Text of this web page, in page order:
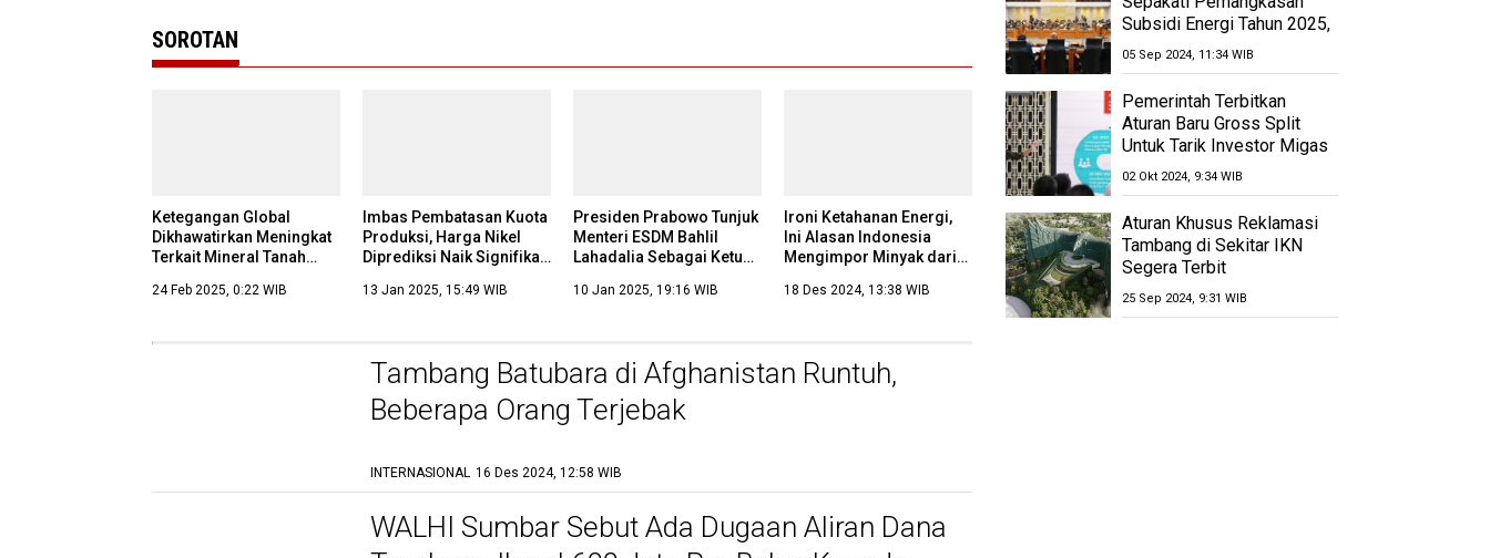
SOROTAN
Ketegangan Global
Dikhawatirkan Meningkat
Terkait Mineral Tanah
24 Feb 2025, 0:22 WIB
Imbas Pembatasan Kuota
Produksi, Harga Nikel
Diprediksi Naik Signifikan
13 Jan 2025, 15:49 WIB
Presiden Prabowo Tunjuk
Menteri ESDM Bahlil
Lahadalia Sebagai Ketua
10 Jan 2025, 19:16 WIB
Ironi Ketahanan Energi,
Ini Alasan Indonesia
Mengimpor Minyak dari
18 Des 2024, 13:38 WIB
Tambang Batubara di Afghanistan Runtuh,
Beberapa Orang Terjebak
INTERNASIONAL 16 Des 2024, 12:58 WIB
WALHI Sumbar Sebut Ada Dugaan Aliran Dana
Subsidi Energi Tahun 2025,
Anggaran Dipangkas Rp
1,12 Triliun
05 Sep 2024, 11:34 WIB
Pemerintah Terbitkan
Aturan Baru Gross Split
Untuk Tarik Investor Migas
02 Okt 2024, 9:34 WIB
Aturan Khusus Reklamasi
Tambang di Sekitar IKN
Segera Terbit
25 Sep 2024, 9:31 WIB